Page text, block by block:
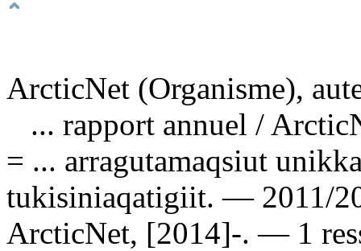
ArcticNet (Organisme),
... rapport annuel /
= ... arragutamaqsiut
tukisiniaqatigiit. — 2011/
ArcticNet, [2014]-. — 1